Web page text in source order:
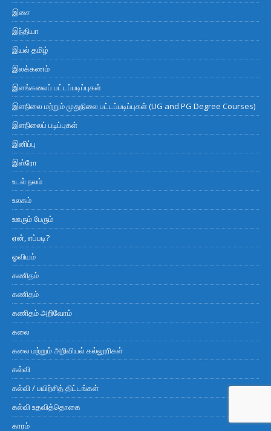
இசை
இந்தியா
இயல் தமிழ்
இலக்கணம்
இளங்கலைப் பட்டப்படிப்புகள்
இளநிலை மற்றும் முதுநிலை பட்டப்படிப்புகள் (UG and PG Degree Courses)
இளநிலைப் படிப்புகள்
இனிப்பு
இஸ்ரோ
உடல் நலம்
உலகம்
ஊரும் பேரும்
ஏன், எப்படி?
ஓவியம்
கணிதம்
கணிதம்
கணிதம் அறிவோம்
கலை
கலை மற்றும் அறிவியல் கல்லூரிகள்
கல்வி
கல்வி / பயிற்சித் திட்டங்கள்
கல்வி உதவித்தொகை
காரம்